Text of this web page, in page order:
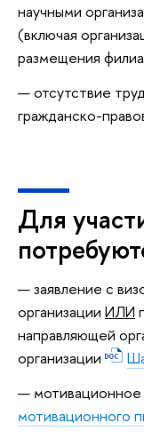
научными
(включая
размещения
отсутствие
гражданско-
Для
заявление с
организации ИЛИ
направляющей
организации
мотивационного